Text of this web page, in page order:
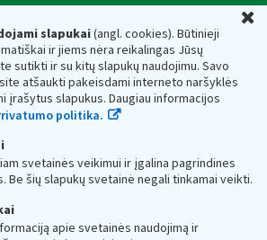
slapukai(angl. cookies). Būtinieji
ir jiems nėra reikalingas Jūsų
sutikti ir su kitų slapukų naudojimu. Savo
atšaukti pakeisdami interneto naršyklės
įrašytus slapukus. Daugiau informacijos
politika.
svetainės veikimui ir įgalina pagrindines
Be šių slapukų svetainė negali tinkamai veikti.
apie svetainės naudojimą ir
inspekcija prie Lietuvos
ministerijos
asmens kodas — 188659752,
g. 14, 01107 Vilnius, Lietuva, el.paštas:
dėžutės adresas 188659752
mokesčių inspekciją prie Lietuvos
kaupiami ir saugomi Juridinių